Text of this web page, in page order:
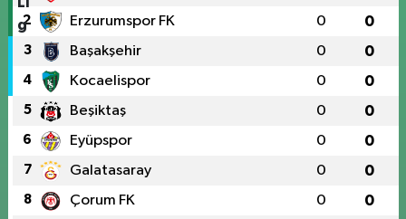
2 Erzurumspor FK 0 0
3 Başakşehir 0 0
4 Kocaelispor 0 0
5 Beşiktaş 0 0
6 Eyüpspor 0 0
7 Galatasaray 0 0
8 Çorum FK 0 0